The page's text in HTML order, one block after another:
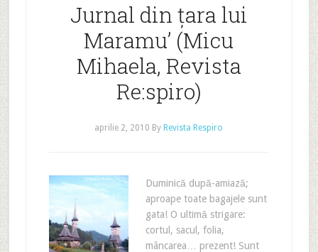
Jurnal din ţara lui
Maramu’ (Micu
Mihaela, Revista
Re:spiro)
aprilie 2, 2010 By Revista Respiro
Duminică după-amiază;
aproape toate bagajele sunt
gata! O ultimă strigare:
cortul, sacul, folia,
mâncarea… prezent! Sunt